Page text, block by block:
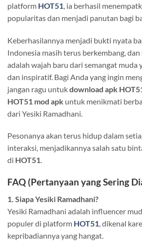
platform HOT51 , ia berhasil
popularitas dan menjadi panutan bagi
Keberhasilannya menjadi bukti nyata
Indonesia masih terus berkembang,
adalah wajah baru dari semangat muda
dan inspiratif. Bagi Anda yang ingin
jangan ragu untukdownload apk
HOT51 mod apk untuk menikmati
dari Yesiki Ramadhani.
Pesonanya akan terus hidup dalam
interaksi, menjadikannya salah satu
di HOT51.
FAQ (Pertanyaan yang Sering
1. Siapa Yesiki Ramadhani?
Yesiki Ramadhani adalah influencer
populer di platform HOT51 , dikenal
kepribadiannya yang hangat.